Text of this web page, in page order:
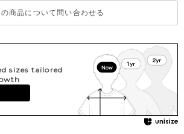
の商品について問い合わせる
sizes tailored